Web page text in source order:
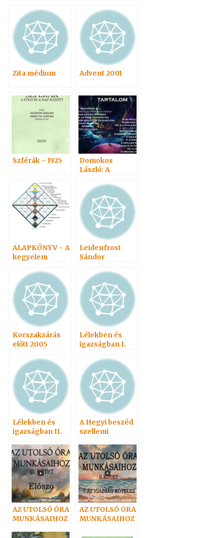
Zita médium Advent 2001
Szférák – 1925
Domokos
László: A
ALAPKÖNYV – A
kegyelem
Leidenfrost
Sándor
Korszakzárás
előtt 2005
Lélekben és
igazságban I.
Lélekben és
igazságban II.
A Hegyi beszéd
szellemi
Máté I. 1999
AZ UTOLSÓ ÓRA
MUNKÁSAIHOZ
AZ UTOLSÓ ÓRA
MUNKÁSAIHOZ